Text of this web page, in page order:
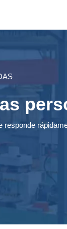
responde